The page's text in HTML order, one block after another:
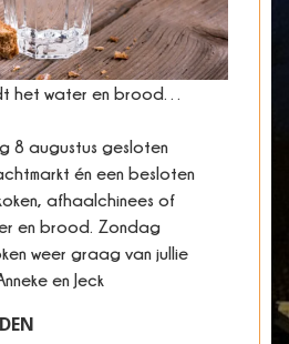
het water en brood…
8 augustus gesloten
én een besloten
afhaalchinees of
en brood. Zondag
weer graag van jullie
en Jeck